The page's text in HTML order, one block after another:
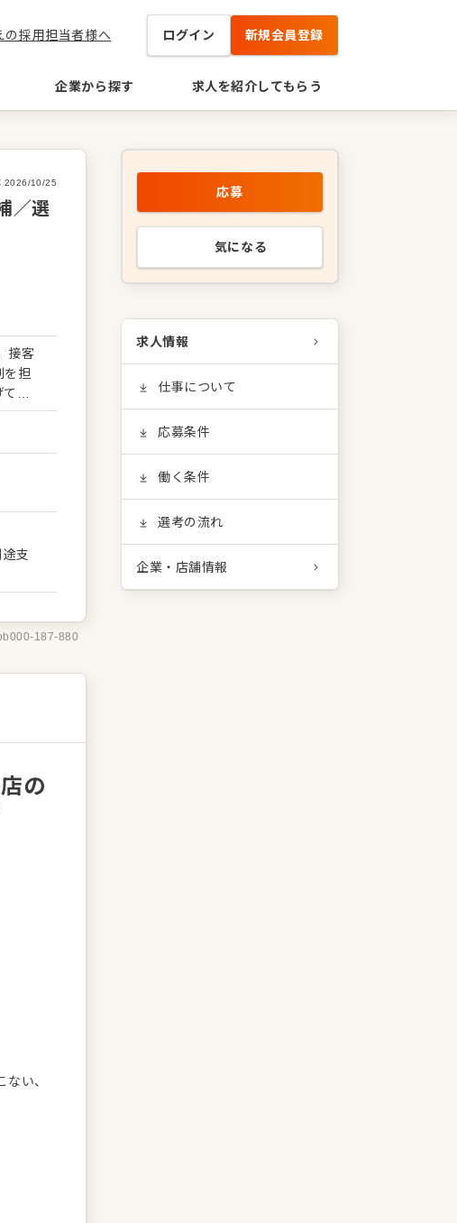
の採用担当者様へ ログイン 新規会員登録
企業から探す 求人を紹介してもらう
2026/10/25
／選
接客
を担
い
デア
ン
ー
支
187-880
の
い、
応募
気になる
求人情報
仕事について
応募条件
働く条件
選考の流れ
企業・店舗情報